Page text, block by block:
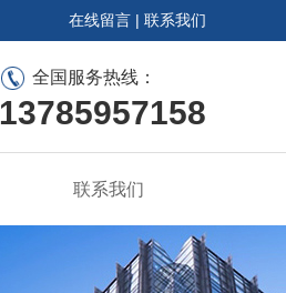
在线留言 | 联系我们
全国服务热线：
13785957158
联系我们